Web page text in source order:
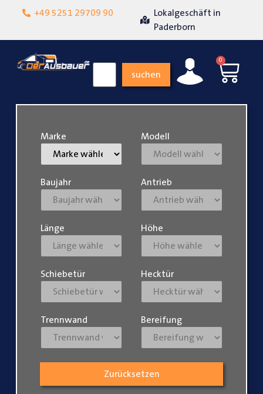
+49 5251 29709 90
Hohe
Lokalgeschäft in
Paderborn
suchen
0
Marke Modell
Baujahr Antrieb
Länge Höhe
Schiebetür Hecktür
Trennwand Bereifung
Zurücksetzen